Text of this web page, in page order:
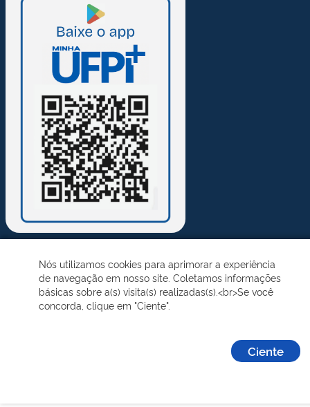
Desenvolvido pelo STI - Universidade Federal do Piauí
Nós utilizamos cookies para aprimorar a experiência
de navegação em nosso site. Coletamos informações
básicas sobre a(s) visita(s) realizadas(s).<br>Se você
concorda, clique em "Ciente".
Ciente